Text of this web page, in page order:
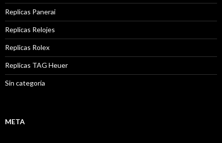
Replicas Panerai
Replicas Relojes
Replicas Rolex
Replicas TAG Heuer
Sin categoría
META